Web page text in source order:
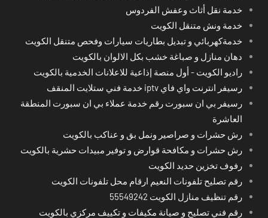
خدمة نقل أثاث وعفش الفردوس
خدمة ونش متنقل الكويت
خدمةكهربائي و تبديل بطاريات سيارات وفحص متنقل الكويت
دهان منازل و صباغة خشب بكل الالوان بالكويت
راديو الكويت - أول منصة إذاعية للاعلانات الخدمية بالكويت
رسيفر انترنت واي فاي iptv خدمة فني ستلايت المنقف
رسيفر بي ان سبورت رقم خدمة عملاء بي ان سبورت المنطقة
العاشرة
رش حشرات و صراصير ونمل بق و عناكب بالكويت
رش حشرات و مكافحة قوارض و توفير مبيدات حشرية بالكويت
رفوف تخزين حديد الكويت
رقم تصليح تلفونات النعيم ارقام محل تلفونات الكويت
رقم تنظيف منازل الكويت 55549242
رقم فني تصليح و صيانة مكيفات و تكييف مركزي بالكويت